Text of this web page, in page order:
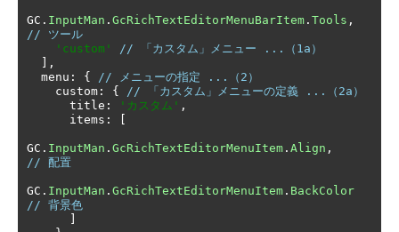
GC . InputMan . GcRichTextEditorMenuBarItem . Tools ,
// ツール
'custom'
// 「カスタム」メニュー ...（1a）
],
  menu
: {
// メニューの指定 ...（2）
    custom
: {
// 「カスタム」メニューの定義 ...（2a）
      title
: 'カスタム' ,
      items
:
GC . InputMan . GcRichTextEditorMenuItem . Align ,
// 配置
GC . InputMan . GcRichTextEditorMenuItem . BackColor
// 背景色